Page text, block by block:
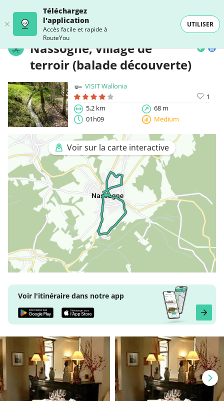
Téléchargez
l'application
Accès facile et rapide à
RouteYou
UTILISER
Nassogne, village de
terroir (balade découverte)
VISIT Wallonia
1
5,2 km
68 m
01h09
Medium
Voir sur la carte interactive
Voir l'itinéraire dans notre app